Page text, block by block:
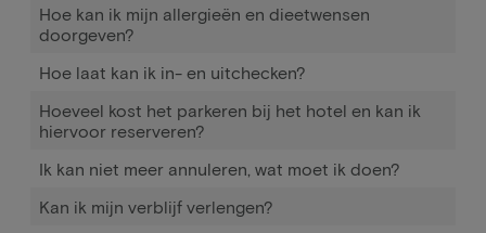
Hoe kan ik mijn allergieën en dieetwensen
doorgeven?
Hoe laat kan ik in- en uitchecken?
Hoeveel kost het parkeren bij het hotel en kan ik
hiervoor reserveren?
Ik kan niet meer annuleren, wat moet ik doen?
Kan ik mijn verblijf verlengen?